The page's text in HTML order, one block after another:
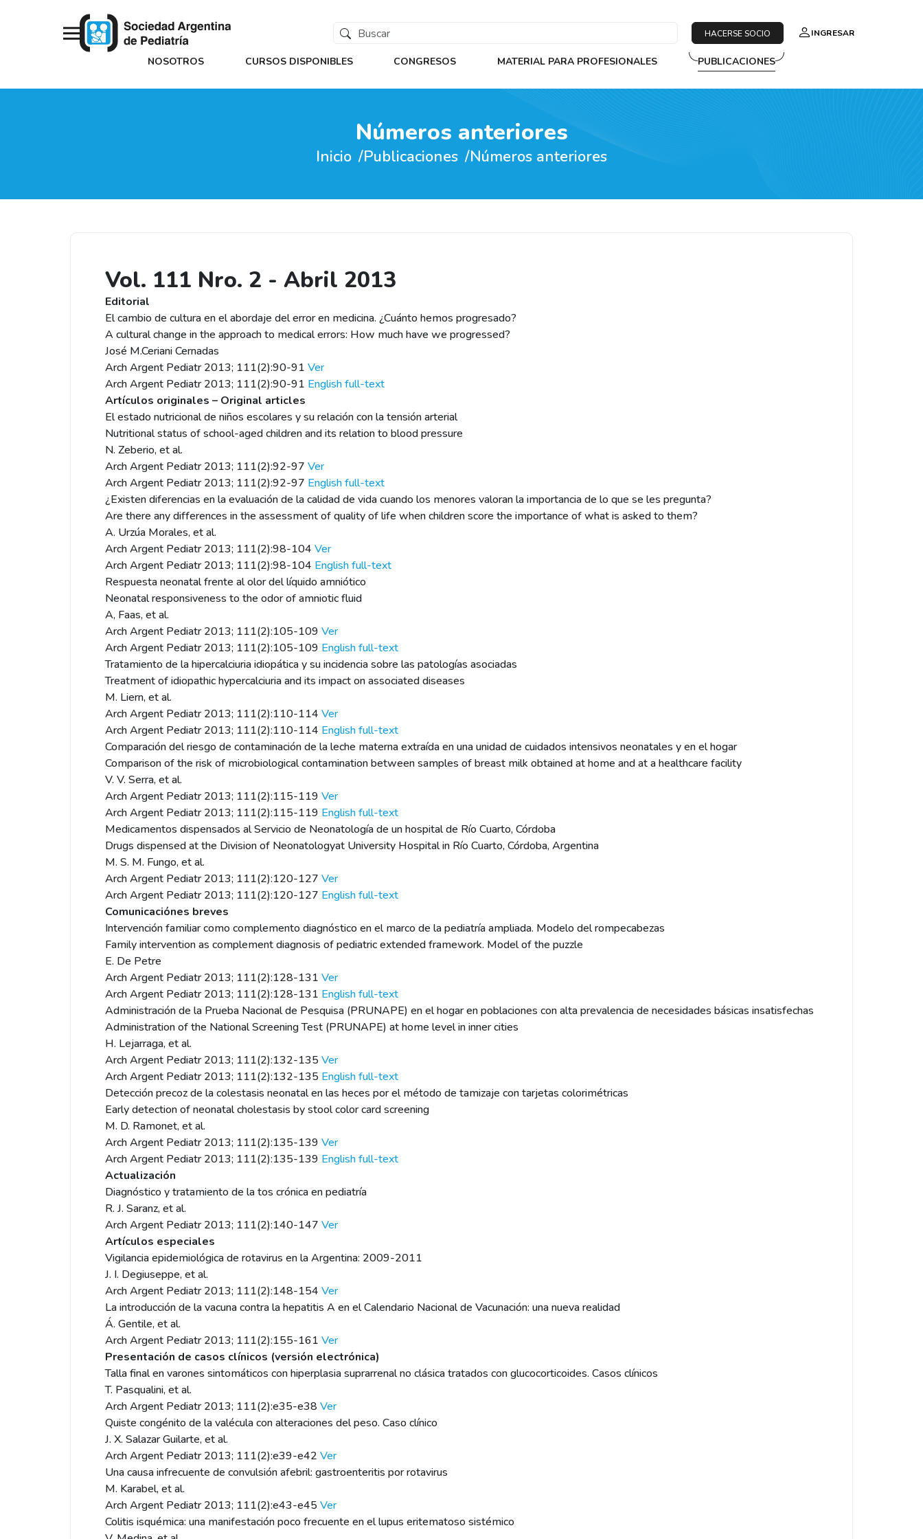
HACERSE SOCIO INGRESAR
NOSOTROS CURSOS DISPONIBLES CONGRESOS MATERIAL PARA PROFESIONALES PUBLICACIONES
Números anteriores
Inicio Publicaciones Números anteriores
Vol. 111 Nro. 2 - Abril 2013
Editorial
El cambio de cultura en el abordaje del error en medicina. ¿Cuánto hemos progresado?
A cultural change in the approach to medical errors: How much have we progressed?
José M.Ceriani Cernadas
Arch Argent Pediatr 2013; 111(2):90-91 Ver
Arch Argent Pediatr 2013; 111(2):90-91 English full-text
Artículos originales – Original articles
El estado nutricional de niños escolares y su relación con la tensión arterial
Nutritional status of school-aged children and its relation to blood pressure
N. Zeberio, et al.
Arch Argent Pediatr 2013; 111(2):92-97 Ver
Arch Argent Pediatr 2013; 111(2):92-97 English full-text
¿Existen diferencias en la evaluación de la calidad de vida cuando los menores valoran la importancia de lo que se les pregunta?
Are there any differences in the assessment of quality of life when children score the importance of what is asked to them?
A. Urzúa Morales, et al.
Arch Argent Pediatr 2013; 111(2):98-104 Ver
Arch Argent Pediatr 2013; 111(2):98-104 English full-text
Respuesta neonatal frente al olor del líquido amniótico
Neonatal responsiveness to the odor of amniotic fluid
A, Faas, et al.
Arch Argent Pediatr 2013; 111(2):105-109 Ver
Arch Argent Pediatr 2013; 111(2):105-109 English full-text
Tratamiento de la hipercalciuria idiopática y su incidencia sobre las patologías asociadas
Treatment of idiopathic hypercalciuria and its impact on associated diseases
M. Liern, et al.
Arch Argent Pediatr 2013; 111(2):110-114 Ver
Arch Argent Pediatr 2013; 111(2):110-114 English full-text
Comparación del riesgo de contaminación de la leche materna extraída en una unidad de cuidados intensivos neonatales y en el hogar
Comparison of the risk of microbiological contamination between samples of breast milk obtained at home and at a healthcare facility
V. V. Serra, et al.
Arch Argent Pediatr 2013; 111(2):115-119 Ver
Arch Argent Pediatr 2013; 111(2):115-119 English full-text
Medicamentos dispensados al Servicio de Neonatología de un hospital de Río Cuarto, Córdoba
Drugs dispensed at the Division of Neonatologyat University Hospital in Río Cuarto, Córdoba, Argentina
M. S. M. Fungo, et al.
Arch Argent Pediatr 2013; 111(2):120-127 Ver
Arch Argent Pediatr 2013; 111(2):120-127 English full-text
Comunicaciónes breves
Intervención familiar como complemento diagnóstico en el marco de la pediatría ampliada. Modelo del rompecabezas
Family intervention as complement diagnosis of pediatric extended framework. Model of the puzzle
E. De Petre
Arch Argent Pediatr 2013; 111(2):128-131 Ver
Arch Argent Pediatr 2013; 111(2):128-131 English full-text
Administración de la Prueba Nacional de Pesquisa (PRUNAPE) en el hogar en poblaciones con alta prevalencia de necesidades básicas insatisfechas
Administration of the National Screening Test (PRUNAPE) at home level in inner cities
H. Lejarraga, et al.
Arch Argent Pediatr 2013; 111(2):132-135Ver
Arch Argent Pediatr 2013; 111(2):132-135 English full-text
Detección precoz de la colestasis neonatal en las heces por el método de tamizaje con tarjetas colorimétricas
Early detection of neonatal cholestasis by stool color card screening
M. D. Ramonet, et al.
Arch Argent Pediatr 2013; 111(2):135-139 Ver
Arch Argent Pediatr 2013; 111(2):135-139 English full-text
Actualización
Diagnóstico y tratamiento de la tos crónica en pediatría
R. J. Saranz, et al.
Arch Argent Pediatr 2013; 111(2):140-147 Ver
Artículos especiales
Vigilancia epidemiológica de rotavirus en la Argentina: 2009-2011
J. I. Degiuseppe, et al.
Arch Argent Pediatr 2013; 111(2):148-154 Ver
La introducción de la vacuna contra la hepatitis A en el Calendario Nacional de Vacunación: una nueva realidad
Á. Gentile, et al.
Arch Argent Pediatr 2013; 111(2):155-161 Ver
Presentación de casos clínicos (versión electrónica)
Talla final en varones sintomáticos con hiperplasia suprarrenal no clásica tratados con glucocorticoides. Casos clínicos
T. Pasqualini, et al.
Arch Argent Pediatr 2013; 111(2):e35-e38 Ver
Quiste congénito de la valécula con alteraciones del peso. Caso clínico
J. X. Salazar Guilarte, et al.
Arch Argent Pediatr 2013; 111(2):e39-e42 Ver
Una causa infrecuente de convulsión afebril: gastroenteritis por rotavirus
M. Karabel, et al.
Arch Argent Pediatr 2013; 111(2):e43-e45Ver
Colitis isquémica: una manifestación poco frecuente en el lupus eritematoso sistémico